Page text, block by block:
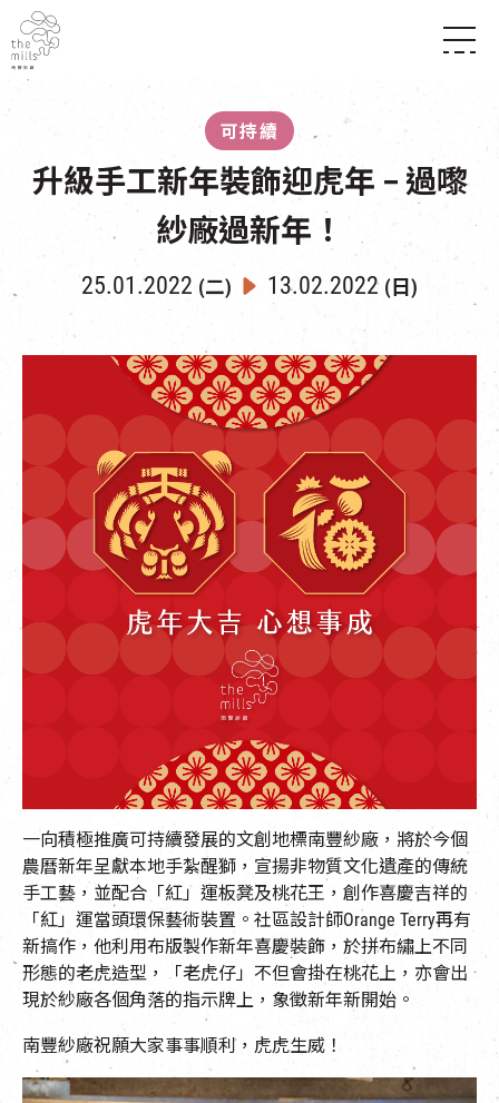
媒體中心
南豐店堂
商店
所有活動
展覽
導賞團
活化與保育
走進南豐紗廠
CHAT六廠
其他體驗
開放時間及位置
穿梭巴士服務
停車場
NF TOUCH
EN| 簡
可持續
升級手工新年裝飾迎虎年 – 過嚟
紗廠過新年！
25.01.2022 (二) 13.02.2022 (日)
一向積極推廣可持續發展的文創地標南豐紗廠，將於今個
農曆新年呈獻本地手紮醒獅，宣揚非物質文化遺產的傳統
手工藝，並配合「紅」運板凳及桃花王，創作喜慶吉祥的
「紅」運當頭環保藝術裝置。社區設計師Orange Terry再有
新搞作，他利用布版製作新年喜慶裝飾，於拼布繡上不同
形態的老虎造型，「老虎仔」不但會掛在桃花上，亦會出
現於紗廠各個角落的指示牌上，象徵新年新開始。
南豐紗廠祝願大家事事順利，虎虎生威！